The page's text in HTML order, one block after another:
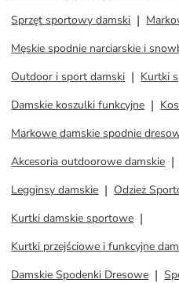
Sprzęt sportowy damski
Męskie spodnie narciarskie i
Outdoor i sport damski
Kurtki
Damskie koszulki funkcyjne
Markowe damskie spodnie
Akcesoria outdoorowe damskie
Legginsy damskie
Odzież
Kurtki damskie sportowe
Kurtki przejściowe i funkcyjne
Damskie Spodenki Dresowe